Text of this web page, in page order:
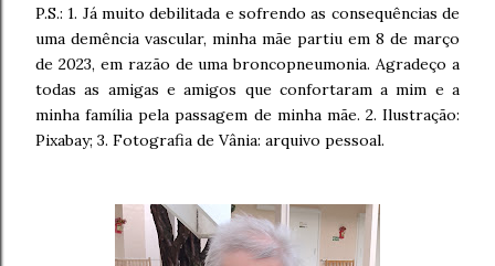
P.S.: 1. Já muito debilitada e sofrendo as consequências de
uma demência vascular, minha mãe partiu em 8 de março
de 2023, em razão de uma broncopneumonia. Agradeço a
todas as amigas e amigos que confortaram a mim e a
minha família pela passagem de minha mãe. 2. Ilustração:
Pixabay; 3. Fotografia de Vânia: arquivo pessoal.